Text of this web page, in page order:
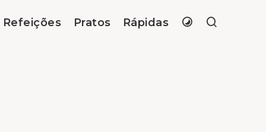
Refeições Pratos Rápidas